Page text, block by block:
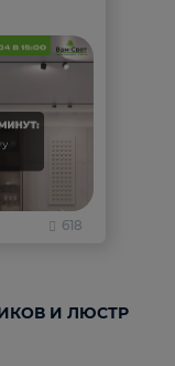
618
И ЛЮСТР